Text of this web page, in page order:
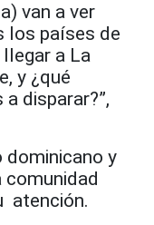
van a ver
los países de
a La
y ¿qué
disparar?”,
dominicano y
atención.